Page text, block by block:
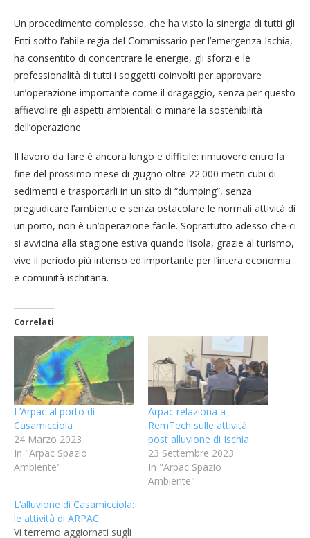
Un procedimento complesso, che ha visto la sinergia di tutti gli
Enti sotto l’abile regia del Commissario per l’emergenza Ischia,
ha consentito di concentrare le energie, gli sforzi e le
professionalità di tutti i soggetti coinvolti per approvare
un’operazione importante come il dragaggio, senza per questo
affievolire gli aspetti ambientali o minare la sostenibilità
dell’operazione.
Il lavoro da fare è ancora lungo e difficile: rimuovere entro la
fine del prossimo mese di giugno oltre 22.000 metri cubi di
sedimenti e trasportarli in un sito di “dumping”, senza
pregiudicare l’ambiente e senza ostacolare le normali attività di
un porto, non è un’operazione facile. Soprattutto adesso che ci
si avvicina alla stagione estiva quando l’isola, grazie al turismo,
vive il periodo più intenso ed importante per l’intera economia
e comunità ischitana.
Correlati
L’Arpac al porto di
Casamicciola
24 Marzo 2023
In "Arpac Spazio
Ambiente"
Arpac relaziona a
RemTech sulle attività
post alluvione di Ischia
23 Settembre 2023
In "Arpac Spazio
Ambiente"
L’alluvione di Casamicciola:
le attività di ARPAC
Vi terremo aggiornati sugli